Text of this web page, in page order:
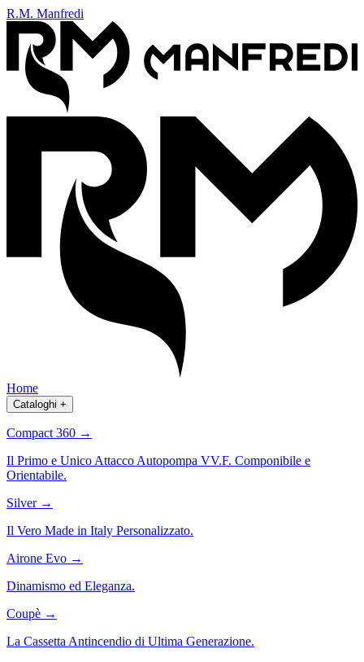
R.M. Manfredi
Home
Cataloghi +
Compact 360 →
Il Primo e Unico Attacco Autopompa VV.F. Componibile e
Orientabile.
Silver →
Il Vero Made in Italy Personalizzato.
Airone Evo →
Dinamismo ed Eleganza.
Coupè →
La Cassetta Antincendio di Ultima Generazione.